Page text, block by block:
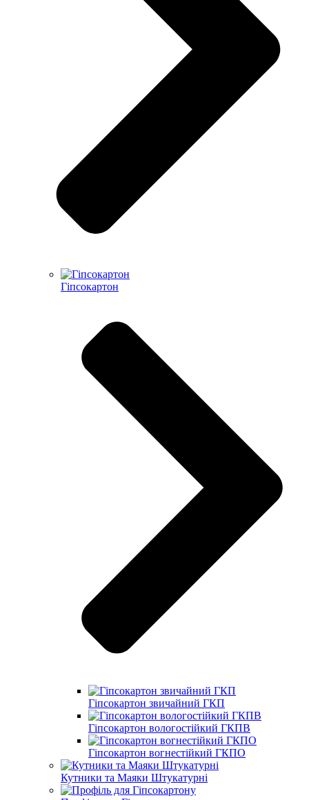
Гіпсокартон
Гіпсокартон звичайний ГКП
Гіпсокартон вологостійкий ГКПВ
Гіпсокартон вогнестійкий ГКПО
Кутники та Маяки Штукатурні